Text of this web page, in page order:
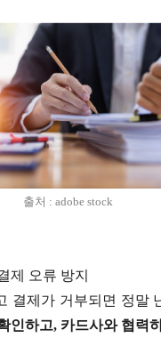
출처 : adobe stock
제 오류 방지
결제가 거부되면 정말
인하고, 카드사와 협력